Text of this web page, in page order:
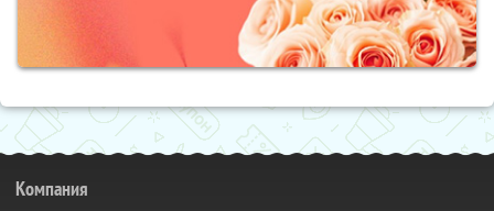
Компания